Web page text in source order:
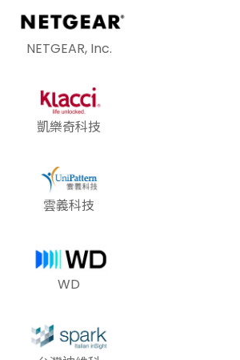
NETGEAR, Inc.
凱樂奇科技
雲義科技
WD